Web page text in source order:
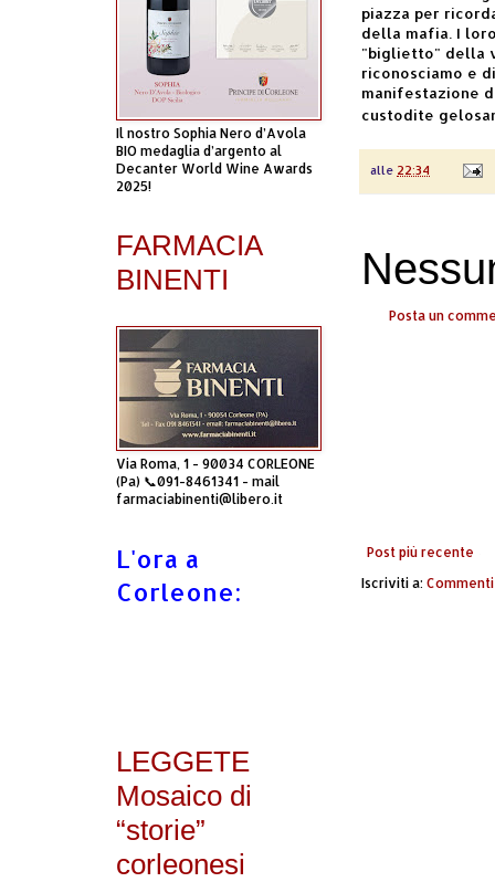
piazza per
della mafia. I
"biglietto" della
riconosciamo e
manifestazione
custodite
alle 22:34
Posta un
Post più recente
Iscriviti a:
Il nostro Sophia Nero d’Avola
BIO medaglia d’argento al
Decanter World Wine Awards
2025!
FARMACIA
BINENTI
Via Roma, 1 - 90034 CORLEONE
(Pa) 📞091-8461341 - mail
farmaciabinenti@libero.it
L'ora a
Corleone:
LEGGETE
Mosaico di
“storie”
corleonesi